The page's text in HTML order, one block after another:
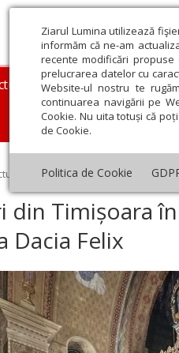
Ziarul Lumina utilizează
informăm că ne-am
recente modificări propuse
prelucrarea datelor cu
Website-ul nostru te
continuarea navigării pe
Cookie. Nu uita totuși că
de Cookie.
Politica de Cookie
religioasă
Mesaje și cuvântări
religioasă › Știri ›
din Timișoara
Dacia Felix